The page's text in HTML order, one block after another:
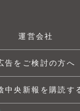
運営会社
告をご検討の方へ
中央新報を購読す